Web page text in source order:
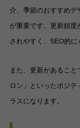
介、季節のおすすめデ
が重要です。更新頻度
されやすく、SEO的に
また、更新があるこ
ロン」といったポジ
ラスになります。